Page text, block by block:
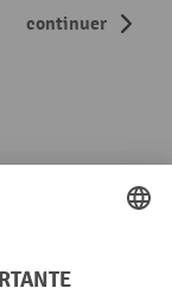
continuer